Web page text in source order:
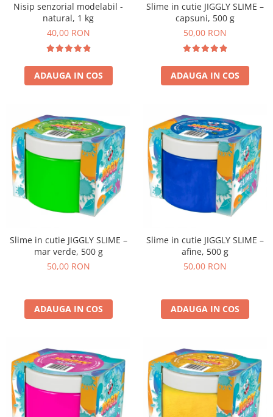
Nisip senzorial modelabil -
natural, 1 kg
40,00 RON
ADAUGA IN COS
Slime in cutie JIGGLY SLIME –
capsuni, 500 g
50,00 RON
ADAUGA IN COS
Slime in cutie JIGGLY SLIME –
mar verde, 500 g
50,00 RON
ADAUGA IN COS
Slime in cutie JIGGLY SLIME –
afine, 500 g
50,00 RON
ADAUGA IN COS